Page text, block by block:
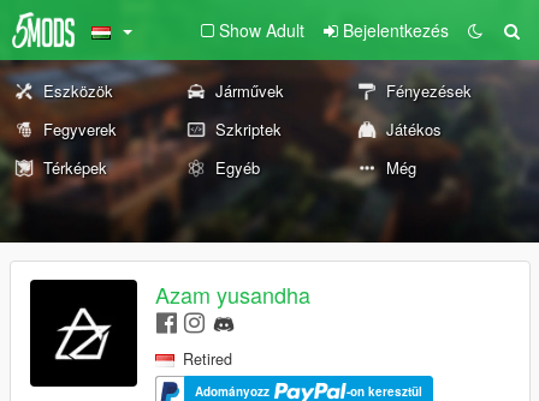
Show Adult Bejelentkezés
Eszközök Járművek
Fényezések
Fegyverek
Szkriptek
Játékos
Térképek
Egyéb Még
Azam yusandha
Retired
Adományozz -on keresztül